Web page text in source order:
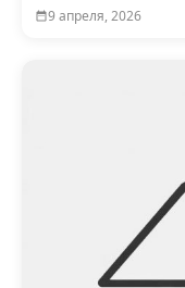
9 апреля, 2026